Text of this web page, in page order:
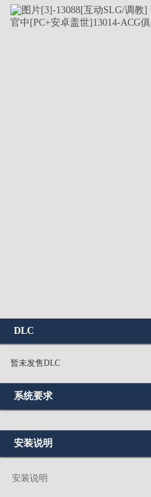
DLC
暂未发售DLC
系统要求
安装说明
安装说明